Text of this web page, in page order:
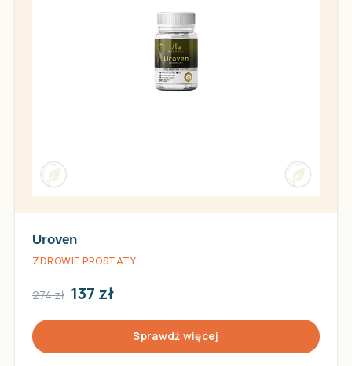
Uroven
ZDROWIE PROSTATY
274 zł 137 zł
Sprawdź więcej